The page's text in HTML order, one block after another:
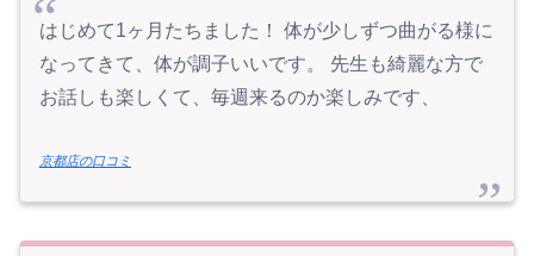
はじめて1ヶ月たちました！ 体が少しずつ曲がる様に
なってきて、体が調子いいです。 先生も綺麗な方で
お話しも楽しくて、毎週来るのか楽しみです、
京都店の口コミ